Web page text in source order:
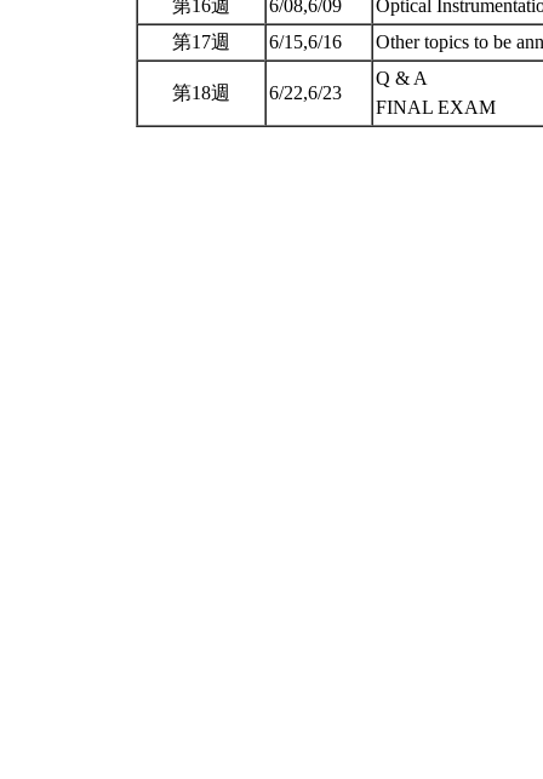
第16週 6/08,6/09
Optical
第17週
6/15,6/16 Other topics to be
第18週 6/22,6/23
Q & A
FINAL EXAM